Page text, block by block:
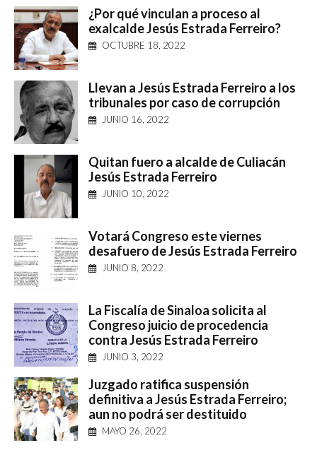
¿Por qué vinculan a proceso al
exalcalde Jesús Estrada Ferreiro?
OCTUBRE 18, 2022
Llevan a Jesús Estrada Ferreiro a los
tribunales por caso de corrupción
JUNIO 16, 2022
Quitan fuero a alcalde de Culiacán
Jesús Estrada Ferreiro
JUNIO 10, 2022
Votará Congreso este viernes
desafuero de Jesús Estrada Ferreiro
JUNIO 8, 2022
La Fiscalía de Sinaloa solicita al
Congreso juicio de procedencia
contra Jesús Estrada Ferreiro
JUNIO 3, 2022
Juzgado ratifica suspensión
definitiva a Jesús Estrada Ferreiro;
aun no podrá ser destituido
MAYO 26, 2022